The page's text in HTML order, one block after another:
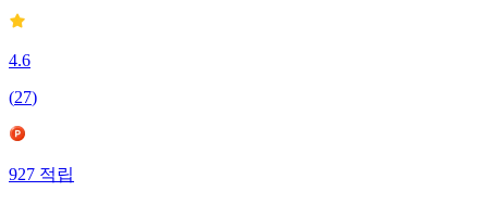
4.6
(27)
927적립